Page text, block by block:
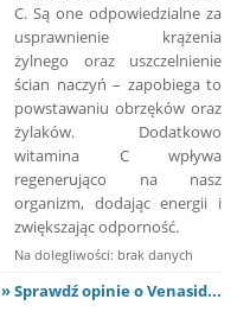
C. Są one odpowiedzialne za
usprawnienie krążenia
żylnego oraz uszczelnienie
ścian naczyń – zapobiega to
powstawaniu obrzęków oraz
żylaków. Dodatkowo
witamina C wpływa
regenerująco na nasz
organizm, dodając energii i
zwiększając odporność.
Na dolegliwości: brak danych
» Sprawdź opinie o Venasid...